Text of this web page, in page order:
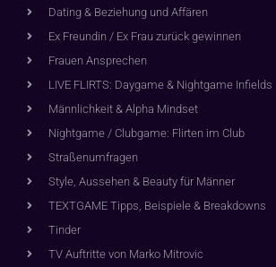
Dating & Beziehung und Affären
Ex Freundin / Ex Frau zurück gewinnen
Frauen Ansprechen
LIVE FLIRTS: Daygame & Nightgame Infields
Männlichkeit & Alpha Mindset
Nightgame / Clubgame: Flirten im Club
Straßenumfragen
Style, Aussehen & Beauty für Männer
TEXTGAME Tipps, Beispiele & Breakdowns
Tinder
TV Auftritte von Marko Mitrovic